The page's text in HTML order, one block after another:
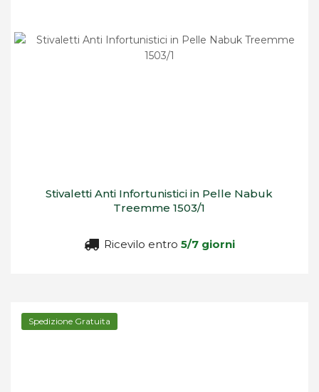
Stivaletti Anti Infortunistici in Pelle Nabuk
Treemme 1503/1
Ricevilo entro 5/7 giorni
Spedizione Gratuita